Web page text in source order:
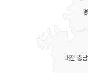
대전·충남